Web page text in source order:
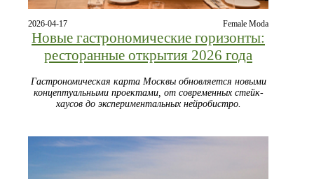
2026-04-17 Female Moda
Новые гастрономические горизонты:
ресторанные открытия 2026 года
Гастрономическая карта Москвы обновляется новыми
концептуальными проектами, от современных стейк-
хаусов до экспериментальных нейробистро.